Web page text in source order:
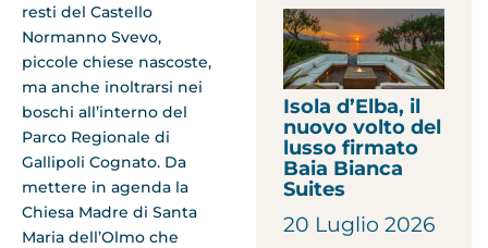
resti del Castello
Normanno Svevo,
piccole chiese nascoste,
ma anche inoltrarsi nei
boschi all’interno del
Parco Regionale di
Gallipoli Cognato. Da
mettere in agenda la
Chiesa Madre di Santa
Maria dell’Olmo che
Isola d’Elba, il
nuovo volto del
lusso firmato
Baia Bianca
Suites
20 Luglio 2026